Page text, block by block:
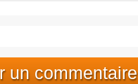
un commentaire